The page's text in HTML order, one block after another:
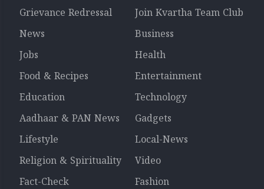
Grievance Redressal
Join Kvartha Team Club
News
Business
Jobs
Health
Food & Recipes
Entertainment
Education
Technology
Aadhaar & PAN News
Gadgets
Lifestyle
Local-News
Religion & Spirituality
Video
Fact-Check
Fashion